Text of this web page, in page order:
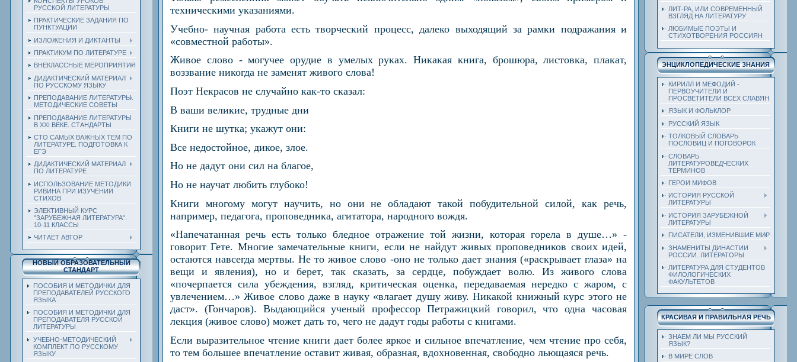
РУССКОЙ ЛИТЕРАТУРЫ
ПРАКТИЧЕСКИЕ ЗАДАНИЯ ПО
ПУНКТУАЦИИ
ИЗЛОЖЕНИЯ И ДИКТАНТЫ
ПРАКТИКУМ ПО ЛИТЕРАТУРЕ
ВНЕКЛАССНЫЕ МЕРОПРИЯТИЯ
ДИДАКТИЧЕСКИЙ МАТЕРИАЛ
ПО РУССКОМУ ЯЗЫКУ
ПРЕПОДАВАНИЕ ЛИТЕРАТУРЫ.
МЕТОДИЧЕСКИЕ СОВЕТЫ
ПРЕПОДАВАНИЕ ЛИТЕРАТУРЫ
В XXI ВЕКЕ. СТАНДАРТЫ
СТО САМЫХ ВАЖНЫХ ТЕМ ПО
ЛИТЕРАТУРЕ. ПОДГОТОВКА К
ЕГЭ
ДИДАКТИЧЕСКИЙ МАТЕРИАЛ
ПО ЛИТЕРАТУРЕ
ИСПОЛЬЗОВАНИЕ МЕТОДИКИ
РИВИНА ПРИ ИЗУЧЕНИИ
СТИХОВ
ЭЛЕКТИВНЫЙ КУРС
"ЗАРУБЕЖНАЯ ЛИТЕРАТУРА".
10-11 КЛАССЫ
ЧИТАЕТ АВТОР
НОВЫЙ ОБРАЗОВАТЕЛЬНЫЙ
СТАНДАРТ
ПОСОБИЯ И МЕТОДИЧКИ ДЛЯ
ПРЕПОДАВАТЕЛЕЙ РУССКОГО
ЯЗЫКА
ПОСОБИЯ И МЕТОДИЧКИ ДЛЯ
ПРЕПОДАВАТЕЛЯ РУССКОЙ
ЛИТЕРАТУРЫ
УЧЕБНО-МЕТОДИЧЕСКИЙ
КОМПЛЕКТ ПО РУССКОМУ
ЯЗЫКУ
техническими указаниями.
Учебно- научная работа есть творческий процесс, далеко выходящий за рамки подражания и
«совместной работы».
Живое слово - могучее орудие в умелых руках. Никакая книга, брошюра, листовка, плакат,
воззвание никогда не заменят живого слова!
Поэт Некрасов не случайно как-то сказал:
В ваши великие, трудные дни
Книги не шутка; укажут они:
Все недостойное, дикое, злое.
Но не дадут они сил на благое,
Но не научат любить глубоко!
Книги многому могут научить, но они не обладают такой побудительной силой, как речь,
например, педагога, проповедника, агитатора, народного вождя.
«Напечатанная речь есть только бледное отражение той жизни, которая горела в душе…» -
говорит Гете. Многие замечательные книги, если не найдут живых проповедников своих идей,
остаются навсегда мертвы. Не то живое слово -оно не только дает знания («раскрывает глаза» на
вещи и явления), но и берет, так сказать, за сердце, побуждает волю. Из живого слова
«почерпается сила убеждения, взгляд, критическая оценка, передаваемая нередко с жаром, с
увлечением…» Живое слово даже в науку «влагает душу живу. Никакой книжный курс этого не
даст». (Гончаров). Выдающийся ученый профессор Петражицкий говорил, что одна часовая
лекция (живое слово) может дать то, чего не дадут годы работы с книгами.
Если выразительное чтение книги дает более яркое и сильное впечатление, чем чтение про себя,
то тем большее впечатление оставит живая, образная, вдохновенная, свободно льющаяся речь.
ЛИТ-РА, ИЛИ СОВРЕМЕННЫЙ
ВЗГЛЯД НА ЛИТЕРАТУРУ
ЛЮБИМЫЕ ПОЭТЫ И
СТИХОТВОРЕНИЯ РОССИЯН
ЭНЦИКЛОПЕДИЧЕСКИЕ ЗНАНИЯ
КИРИЛЛ И МЕФОДИЙ -
ПЕРВОУЧИТЕЛИ И
ПРОСВЕТИТЕЛИ ВСЕХ СЛАВЯН
ЯЗЫК И ФОЛЬКЛОР
РУССКИЙ ЯЗЫК
ТОЛКОВЫЙ СЛОВАРЬ
ПОСЛОВИЦ И ПОГОВОРОК
СЛОВАРЬ
ЛИТЕРАТУРОВЕДЧЕСКИХ
ТЕРМИНОВ
ГЕРОИ МИФОВ
ИСТОРИЯ РУССКОЙ
ЛИТЕРАТУРЫ
ИСТОРИЯ ЗАРУБЕЖНОЙ
ЛИТЕРАТУРЫ
ПИСАТЕЛИ, ИЗМЕНИВШИЕ МИР
ЗНАМЕНИТЫ ДИНАСТИИ
РОССИИ. ЛИТЕРАТОРЫ
ЛИТЕРАТУРА ДЛЯ СТУДЕНТОВ
ФИЛОЛОГИЧЕСКИХ
ФАКУЛЬТЕТОВ
КРАСИВАЯ И ПРАВИЛЬНАЯ РЕЧЬ
ЗНАЕМ ЛИ МЫ РУССКИЙ
ЯЗЫК?
В МИРЕ СЛОВ